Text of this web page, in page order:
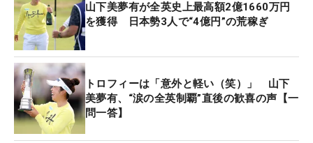
ルーキーながらメルセデス・ランキング12位でシー
ドを獲得。トップ10入りはツアー7位の16回を数
え、パーセーブ率87.8553％で5位、リカバリー率
70.0127％で1位と、すでに高い安定感を見せてい
た。
■2022年
山下美夢有が全英史上最高額2億1660万円
を獲得 日本勢3人で“4億円”の荒稼ぎ
トロフィーは「意外と軽い（笑）」 山下
美夢有、“涙の全英制覇”直後の歓喜の声【一
問一答】